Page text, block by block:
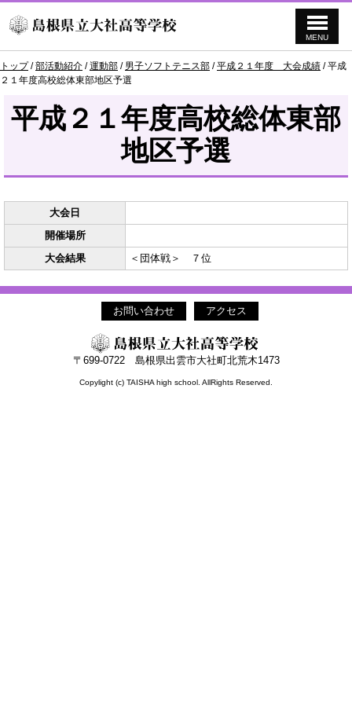
MENU
現
在
置：
トップ/部活動紹介 /運動部 / 男子ソフトテニス部 /平成２１年度 大会成績 /平成
２１年度高校総体東部地区予選
平成２１年度高校総体東部
地区予選
大会日
開催場所
大会結果
＜団体戦＞ ７位
お問い合わせ アクセス
〒699-0722 島根県出雲市大社町北荒木1473
Copylight (c) TAISHA high school. AllRights Reserved.